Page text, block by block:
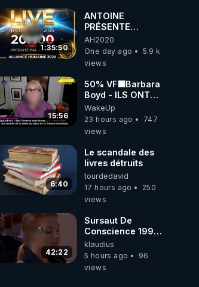
1:35:50
ANTOINE
PRÉSENTE
AH2020 LE LIVE
20H ***DU
06/08/2026***
AH2020
One day ago
5.9 k
views
15:56
50% VF🟩Barbara
Boyd - ILS ONT
MENTI SUR TOUT
-Jocelyne
Traduction
WakeUp
23 hours ago
747
views
6:40
Le scandale des
livres détruits
tourdedavid
17 hours ago
250
views
42:22
Sursaut De
Conscience 1998
- toujours
d'actualité ....Au
Dela Du Réel
klaudius
5 hours ago
96
views